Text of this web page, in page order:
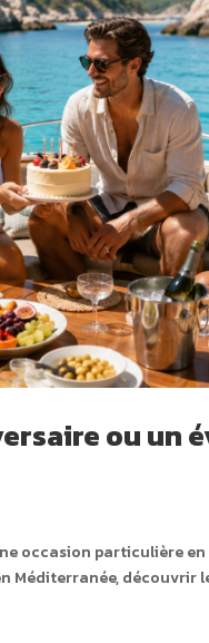
ou un
occasion particulière
Méditerranée,